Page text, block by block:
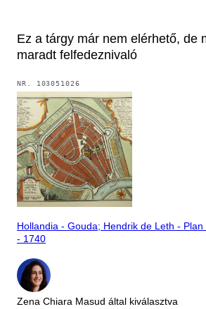
Ez a tárgy már nem elérhető, de
maradt felfedeznivaló
NR. 103051026
Hollandia - Gouda; Hendrik de Leth -
- 1740
Zena Chiara Masud által kiválasztva